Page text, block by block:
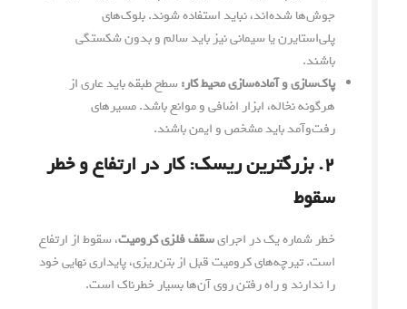
جوش‌ها شده‌اند، نباید استفاده شوند. بلوک‌های
پلی‌استایرن یا سیمانی نیز باید سالم و بدون شکستگی
باشند.
پاک‌سازی و آماده‌سازی محیط کار: سطح طبقه باید عاری از
هرگونه نخاله، ابزار اضافی و موانع باشد. مسیرهای
رفت‌وآمد باید مشخص و ایمن باشند.
۲. بزرگترین ریسک: کار در ارتفاع و خطر
سقوط
خطر شماره یک در اجرایسقف فلزی کرومیت، سقوط از ارتفاع
است. تیرچه‌های کرومیت قبل از بتن‌ریزی، پایداری نهایی خود
را ندارند و راه رفتن روی آن‌ها بسیار خطرناک است.